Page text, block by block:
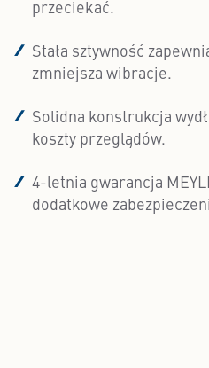
przeciekać.
Stała sztywność
zmniejsza wibracje.
Solidna konstrukcja
koszty przeglądów.
4-letnia gwarancja
dodatkowe